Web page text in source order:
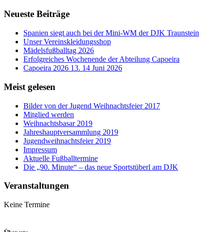
Neueste Beiträge
Spanien siegt auch bei der Mini-WM der DJK Traunstein
Unser Vereinskleidungsshop
Mädelsfußballtag 2026
Erfolgreiches Wochenende der Abteilung Capoeira
Capoeira 2026 13. 14 Juni 2026
Meist gelesen
Bilder von der Jugend Weihnachtsfeier 2017
Mitglied werden
Weihnachtsbasar 2019
Jahreshauptversammlung 2019
Jugendweihnachtsfeier 2019
Impressum
Aktuelle Fußballtermine
Die „90. Minute“ – das neue Sportstüberl am DJK
Veranstaltungen
Keine Termine